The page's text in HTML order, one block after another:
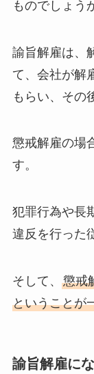
ものでしょう
諭旨解雇は、
て、会社が解
もらい、その
懲戒解雇の場
す。
犯罪行為や長
違反を行った
そして、 懲戒
ということが
諭旨解雇に